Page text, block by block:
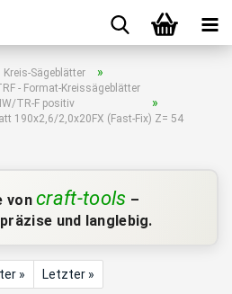
Kreis-Sägeblätter »
- Format-Kreissägeblätter
TR-F positiv
»
190x2,6/2,0x20FX (Fast-Fix) Z= 54
voncraft-tools –
und langlebig.
»
Letzter »